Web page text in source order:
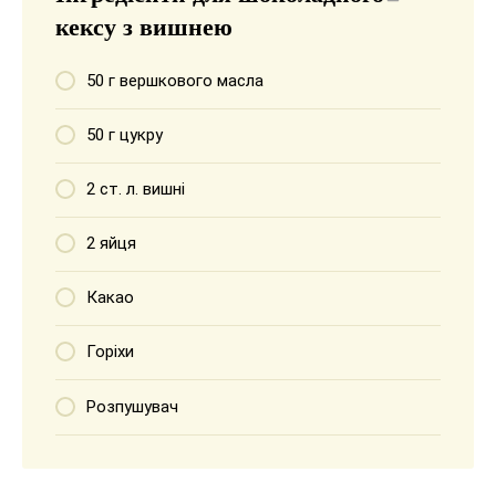
кексу з вишнею
50 г вершкового масла
50 г цукру
2 ст. л. вишні
2 яйця
Какао
Горіхи
Розпушувач